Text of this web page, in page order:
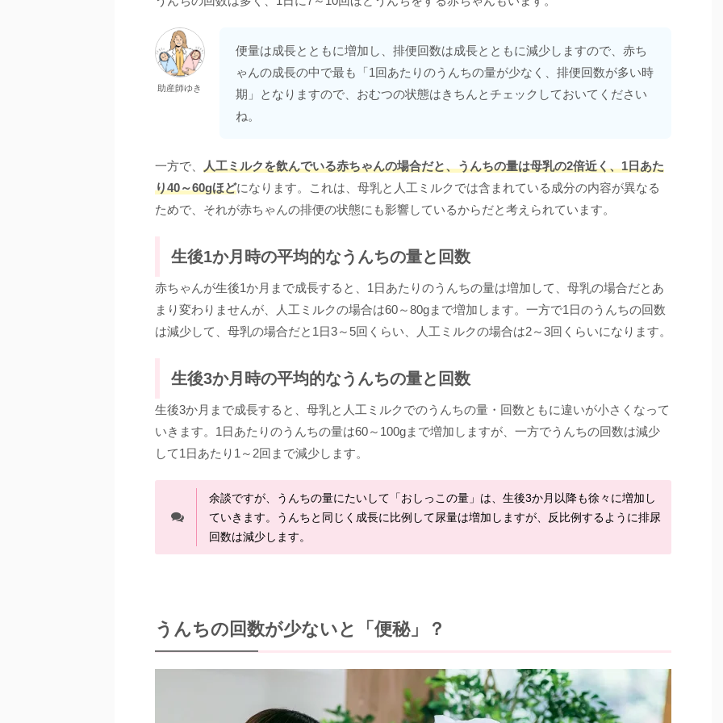
助産師ゆき
便量は成長とともに増加し、排便回数は成長とともに減少しますので、赤ち
ゃんの成長の中で最も「1回あたりのうんちの量が少なく、排便回数が多い時
期」となりますので、おむつの状態はきちんとチェックしておいてください
ね。
一方で、 人工ミルクを飲んでいる赤ちゃんの場合だと、うんちの量は母乳の2倍近く、1日あた
り40～60gほどになります。これは、母乳と人工ミルクでは含まれている成分の内容が異なる
ためで、それが赤ちゃんの排便の状態にも影響しているからだと考えられています。
生後1か月時の平均的なうんちの量と回数
赤ちゃんが生後1か月まで成長すると、1日あたりのうんちの量は増加して、母乳の場合だとあ
まり変わりませんが、人工ミルクの場合は60～80gまで増加します。一方で1日のうんちの回数
は減少して、母乳の場合だと1日3～5回くらい、人工ミルクの場合は2～3回くらいになります。
生後3か月時の平均的なうんちの量と回数
生後3か月まで成長すると、母乳と人工ミルクでのうんちの量・回数ともに違いが小さくなって
いきます。1日あたりのうんちの量は60～100gまで増加しますが、一方でうんちの回数は減少
して1日あたり1～2回まで減少します。
余談ですが、うんちの量にたいして「おしっこの量」は、生後3か月以降も徐々に増加し
ていきます。うんちと同じく成長に比例して尿量は増加しますが、反比例するように排尿
回数は減少します。
うんちの回数が少ないと「便秘」？